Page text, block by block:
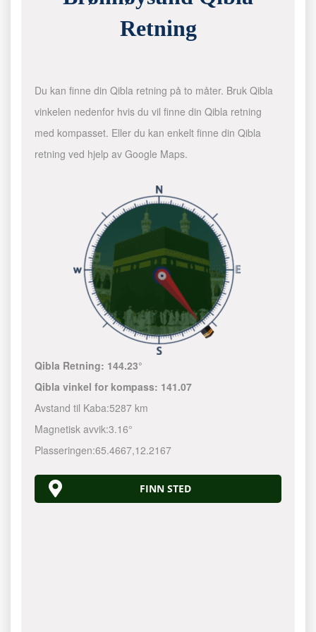
Retning
Du kan finne din Qibla retning på to måter. Bruk Qibla
vinkelen nedenfor hvis du vil finne din Qibla retning
med kompasset. Eller du kan enkelt finne din Qibla
retning ved hjelp av Google Maps.
Qibla Retning: 144.23°
Qibla vinkel for kompass: 141.07
Avstand til Kaba:5287 km
Magnetisk avvik:3.16°
Plasseringen:65.4667,12.2167
FINN STED